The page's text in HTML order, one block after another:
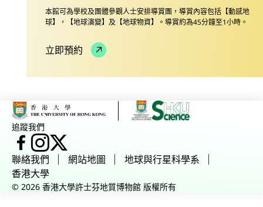
本館可為學校及團體參觀人士安排導賞團，導賞內容包括【動感地
球】，【地球演變】及【地球物資】。導賞約為45分鐘至1小時。
立即預約
追蹤我們
臉書Instagram
X
聯絡我們 網站地圖
地球與行星科學系
香港大學
© 2026 香港大學許士芬地質博物館 版權所有